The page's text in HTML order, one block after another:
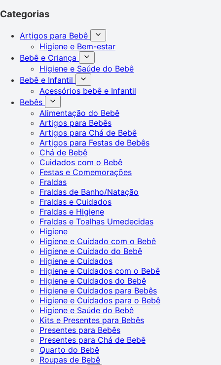
Categorias
Artigos para Bebê
Higiene e Bem-estar
Bebê e Criança
Higiene e Saúde do Bebê
Bebê e Infantil
Acessórios bebê e Infantil
Bebês
Alimentação do Bebê
Artigos para Bebês
Artigos para Chá de Bebê
Artigos para Festas de Bebês
Chá de Bebê
Cuidados com o Bebê
Festas e Comemorações
Fraldas
Fraldas de Banho/Natação
Fraldas e Cuidados
Fraldas e Higiene
Fraldas e Toalhas Umedecidas
Higiene
Higiene e Cuidado com o Bebê
Higiene e Cuidado do Bebê
Higiene e Cuidados
Higiene e Cuidados com o Bebê
Higiene e Cuidados do Bebê
Higiene e Cuidados para Bebês
Higiene e Cuidados para o Bebê
Higiene e Saúde do Bebê
Kits e Presentes para Bebês
Presentes para Bebês
Presentes para Chá de Bebê
Quarto do Bebê
Roupas de Bebê